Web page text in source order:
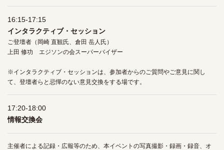
16:15-17:15
インタラクティブ・セッション
ご登壇者（岡崎 直観氏、倉田 岳人氏）
上田 修功 エジソンの会スーパーバイザー
※インタラクティブ・セッションは、参加者からのご質問やご意見に関し
て、登壇者らと忌憚のない意見交換をする場です。
17:20-18:00
情報交換会
主催者による記録・広報等のため、本イベントの写真撮影・録画・録音、オ